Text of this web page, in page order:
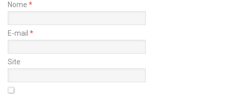
Nome *
E-mail *
Site